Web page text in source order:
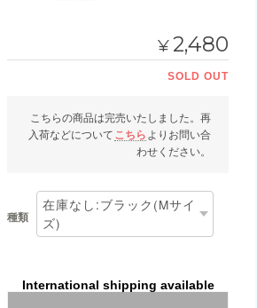
¥2,480
SOLD OUT
こちらの商品は完売いたしました。再
入荷などについて こちら よりお問い合
わせください。
種類
International shipping available